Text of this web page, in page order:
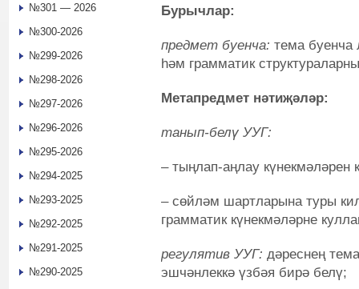
Бурычлар:
предмет буенча: тема буенча
һәм грамматик
Метапредмет нәтиҗәләр:
танып-белү УУГ:
– тыңлап-аңлау күнекмәләрен
– сөйләм шартларына туры
грамматик күнекмәләрне
регулятив УУГ: дәреснең
эшчәнлеккә үзбәя бирә белү;
№301 — 2026
№300-2026
№299-2026
№298-2026
№297-2026
№296-2026
№295-2026
№294-2025
№293-2025
№292-2025
№291-2025
№290-2025